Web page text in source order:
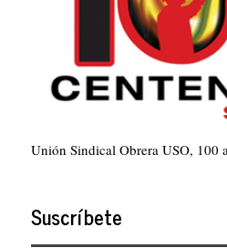
Unión Sindical Obrera USO, 100
Suscríbete